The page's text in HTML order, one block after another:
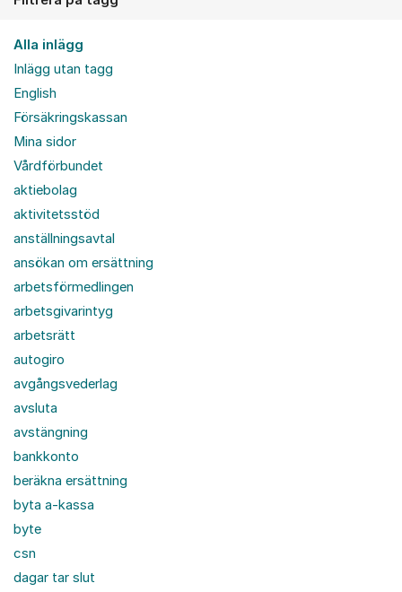
Alla inlägg
Inlägg utan tagg
English
Försäkringskassan
Mina sidor
Vårdförbundet
aktiebolag
aktivitetsstöd
anställningsavtal
ansökan om ersättning
arbetsförmedlingen
arbetsgivarintyg
arbetsrätt
autogiro
avgångsvederlag
avsluta
avstängning
bankkonto
beräkna ersättning
byta a-kassa
byte
csn
dagar tar slut